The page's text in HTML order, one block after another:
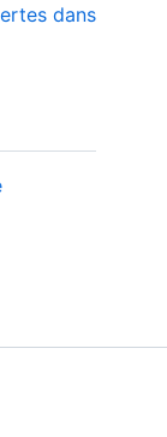
dans